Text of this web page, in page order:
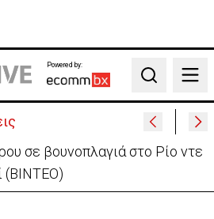
Powered by:
Search
στη Λάρνακα – Σε